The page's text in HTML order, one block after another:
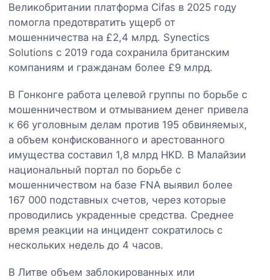
Великобритании платформа Cifas в 2025 году
помогла предотвратить ущерб от
мошенничества на £2,4 млрд. Synectics
Solutions с 2019 года сохранила британским
компаниям и гражданам более £9 млрд.
В Гонконге работа целевой группы по борьбе с
мошенничеством и отмыванием денег привела
к 66 уголовным делам против 195 обвиняемых,
а объем конфискованного и арестованного
имущества составил 1,8 млрд HKD. В Малайзии
национальный портал по борьбе с
мошенничеством на базе FNA выявил более
167 000 подставных счетов, через которые
проводились украденные средства. Среднее
время реакции на инцидент сократилось с
нескольких недель до 4 часов.
В Литве объем заблокированных или